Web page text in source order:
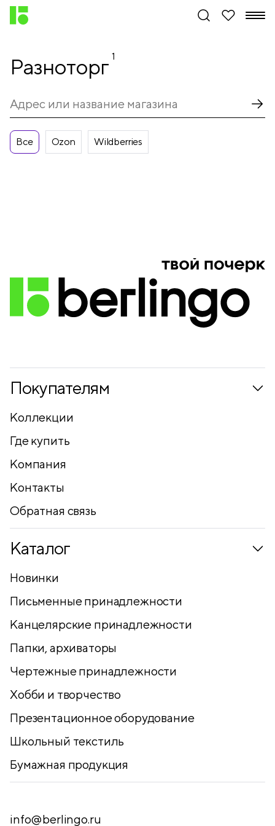
Разноторг 1
Все Ozon Wildberries
Покупателям
Коллекции
Где купить
Компания
Контакты
Обратная связь
Каталог
Новинки
Письменные принадлежности
Канцелярские принадлежности
Папки, архиваторы
Чертежные принадлежности
Хобби и творчество
Презентационное оборудование
Школьный текстиль
Бумажная продукция
info@berlingo.ru